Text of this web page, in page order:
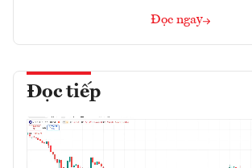
Đọc ngay
Đọc tiếp